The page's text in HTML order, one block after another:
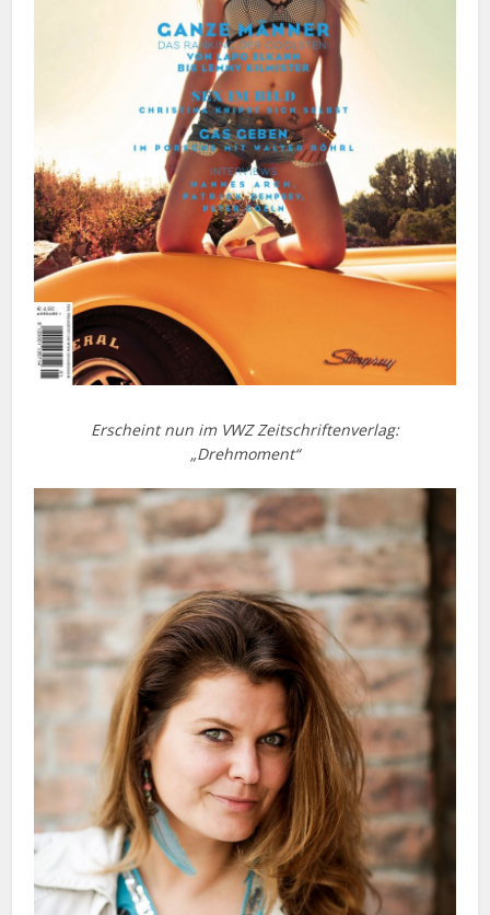
Erscheint nun im VWZ Zeitschriftenverlag:
„Drehmoment“